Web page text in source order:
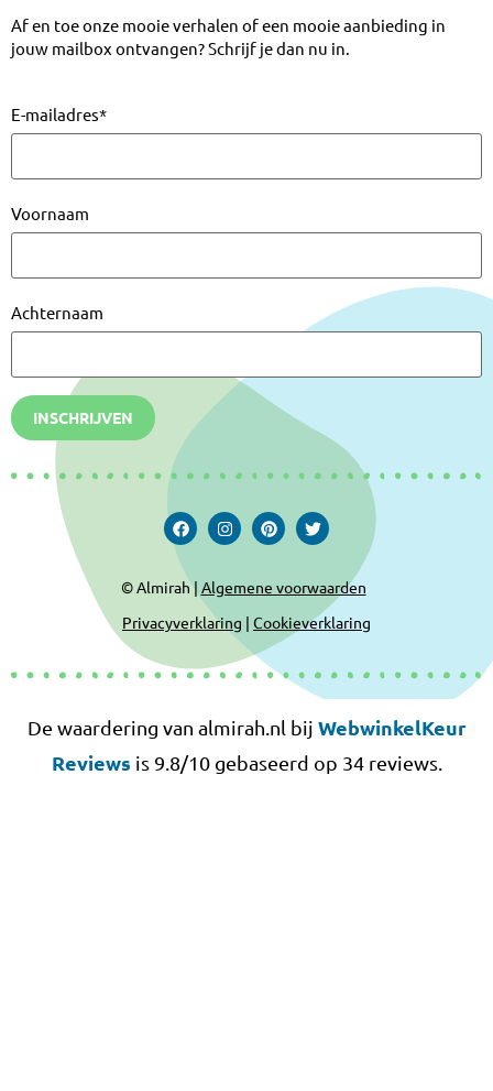
Af en toe onze mooie verhalen of een mooie aanbieding in
jouw mailbox ontvangen? Schrijf je dan nu in.
E-mailadres*
Voornaam
Achternaam
INSCHRIJVEN
© Almirah | Algemene voorwaarden
Privacyverklaring | Cookieverklaring
De waardering van almirah.nl bij WebwinkelKeur
Reviews is 9.8/10 gebaseerd op 34 reviews.